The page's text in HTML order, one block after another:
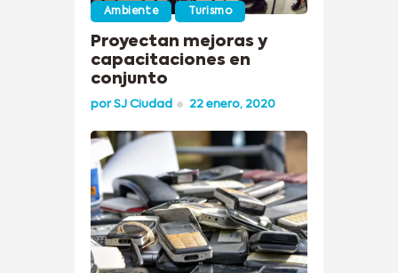
Ambiente Turismo
Proyectan mejoras y
capacitaciones en
conjunto
porSJ Ciudad 22 enero, 2020